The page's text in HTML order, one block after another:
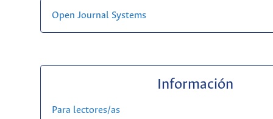
Open Journal Systems
Información
Para lectores/as